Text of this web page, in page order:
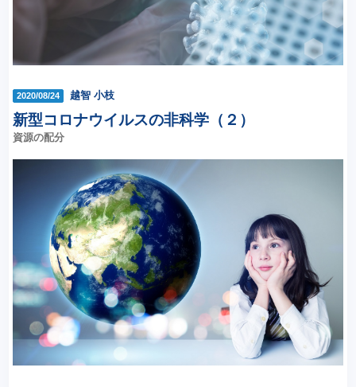
2020/08/24 越智 小枝
新型コロナウイルスの非科学（２）
資源の配分